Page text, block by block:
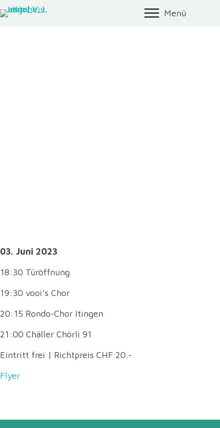
Menü
03. Juni 2023
18:30 Türöffnung
19:30 vooi’s Chor
20:15 Rondo-Chor Itingen
21:00 Chäller Chörli 91
Eintritt frei | Richtpreis CHF 20.-
Flyer